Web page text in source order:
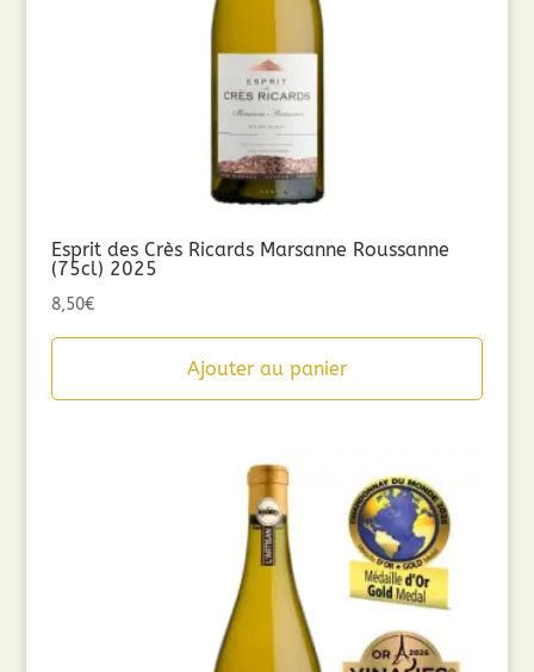
Esprit des Crès Ricards Marsanne Roussanne
(75cl) 2025
8,50€
Ajouter au panier